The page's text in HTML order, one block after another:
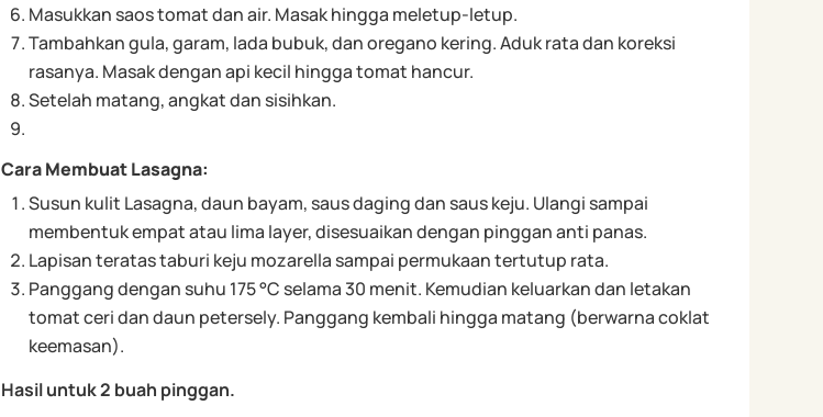
Masukkan saos tomat dan air. Masak hingga meletup-letup.
Tambahkan gula, garam, lada bubuk, dan oregano kering. Aduk rata dan koreksi
rasanya. Masak dengan api kecil hingga tomat hancur.
Setelah matang, angkat dan sisihkan.
Cara Membuat Lasagna:
Susun kulit Lasagna, daun bayam, saus daging dan saus keju. Ulangi sampai
membentuk empat atau lima layer, disesuaikan dengan pinggan anti panas.
Lapisan teratas taburi keju mozarella sampai permukaan tertutup rata.
Panggang dengan suhu 175 °C selama 30 menit. Kemudian keluarkan dan letakan
tomat ceri dan daun petersely. Panggang kembali hingga matang (berwarna coklat
keemasan).
Hasil untuk 2 buah pinggan.